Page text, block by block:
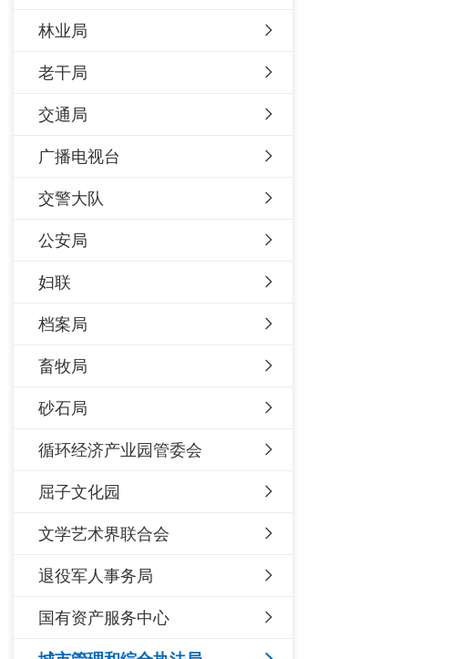
林业局
老干局
交通局
广播电视台
交警大队
公安局
妇联
档案局
畜牧局
砂石局
循环经济产业园管委会
屈子文化园
文学艺术界联合会
退役军人事务局
国有资产服务中心